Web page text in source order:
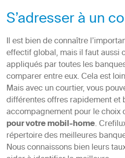
S’adresser à un
Il est bien de connaître
effectif global, mais il faut aussi
appliqués par toutes les
comparer entre eux. Cela est
Mais avec un courtier, vous
différentes offres rapidement et
accompagnement pour le choix
pour votre mobil-home.
répertoire des meilleures
Nous connaissons bien leurs